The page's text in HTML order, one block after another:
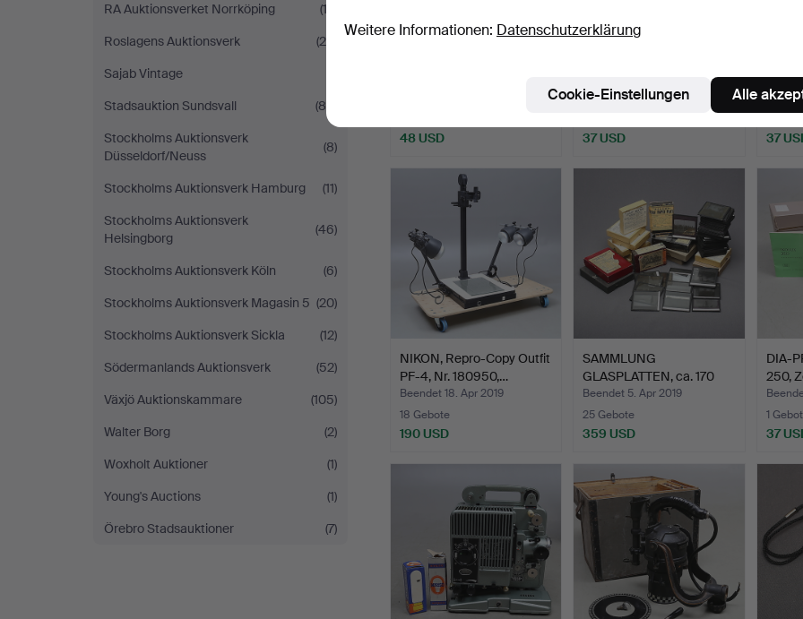
RA Auktionsverket Norrköping
(13)
Roslagens Auktionsverk
(24)
Sajab Vintage
Stadsauktion Sundsvall
(85)
Stockholms Auktionsverk
Düsseldorf/Neuss
(8)
Stockholms Auktionsverk Hamburg
(11)
Stockholms Auktionsverk
Helsingborg
(46)
Stockholms Auktionsverk Köln
(6)
Stockholms Auktionsverk Magasin 5 (20)
Stockholms Auktionsverk Sickla
(12)
Södermanlands Auktionsverk
(52)
Växjö Auktionskammare
(105)
Walter Borg
(2)
Woxholt Auktioner
(1)
Young's Auctions
(1)
Örebro Stadsauktioner
(7)
48 USD
Mitte des 19. Jahrhun…
Beendet 14. Dez 2019
37 USD 37
NIKON, Repro-Copy Outfit
PF-4, Nr. 180950,…
Beendet 18. Apr 2019
18 Gebote
190 USD
SAMMLUNG
GLASPLATTEN, ca. 170
Stück, Istan…
Beendet 5. Apr 2019
25 Gebote
359 USD
DIA-
250,
1 Gebot
37
Weitere Informationen: Datenschutzerklärung
Cookie-Einstellungen Alle